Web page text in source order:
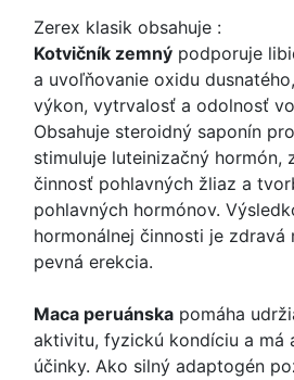
Zerex klasik obsahuje :
Kotvičník zemný podporuje
a uvoľňovanie oxidu
výkon, vytrvalosť a odolnosť
Obsahuje steroidný saponín
stimuluje luteinizačný hormón,
činnosť pohlavných žliaz a
pohlavných hormónov.
hormonálnej činnosti je zdravá
pevná erekcia.
Maca peruánska pomáha
aktivitu, fyzickú kondíciu a má
účinky. Ako silný adaptogén